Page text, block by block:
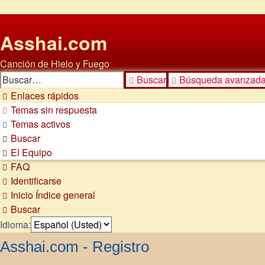
Asshai.com
Canción de Hielo y Fuego
Buscar
Búsqueda
Enlaces rápidos
Temas sin respuesta
Temas activos
Buscar
El Equipo
FAQ
Identificarse
Inicio Índice general
Buscar
Idioma:
Asshai.com - Registro